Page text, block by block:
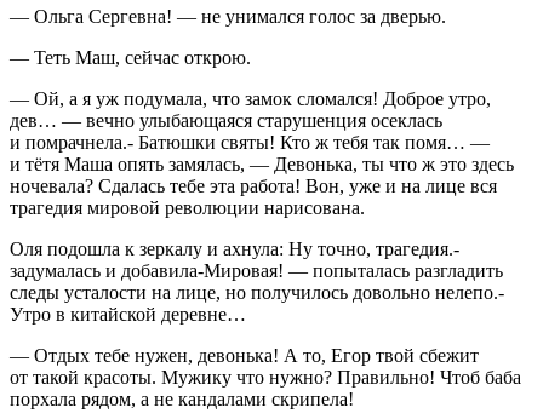
— Ольга Сергевна! — не унимался голос за дверью.
— Теть Маш, сейчас открою.
— Ой, а я уж подумала, что замок сломался! Доброе утро,
дев… — вечно улыбающаяся старушенция осеклась
и помрачнела.- Батюшки святы! Кто ж тебя так помя… —
и тётя Маша опять замялась, — Девонька, ты что ж это здесь
ночевала? Сдалась тебе эта работа! Вон, уже и на лице вся
трагедия мировой революции нарисована.
Оля подошла к зеркалу и ахнула: Ну точно, трагедия.-
задумалась и добавила-Мировая! — попыталась разгладить
следы усталости на лице, но получилось довольно нелепо.-
Утро в китайской деревне…
— Отдых тебе нужен, девонька! А то, Егор твой сбежит
от такой красоты. Мужику что нужно? Правильно! Чтоб баба
порхала рядом, а не кандалами скрипела!